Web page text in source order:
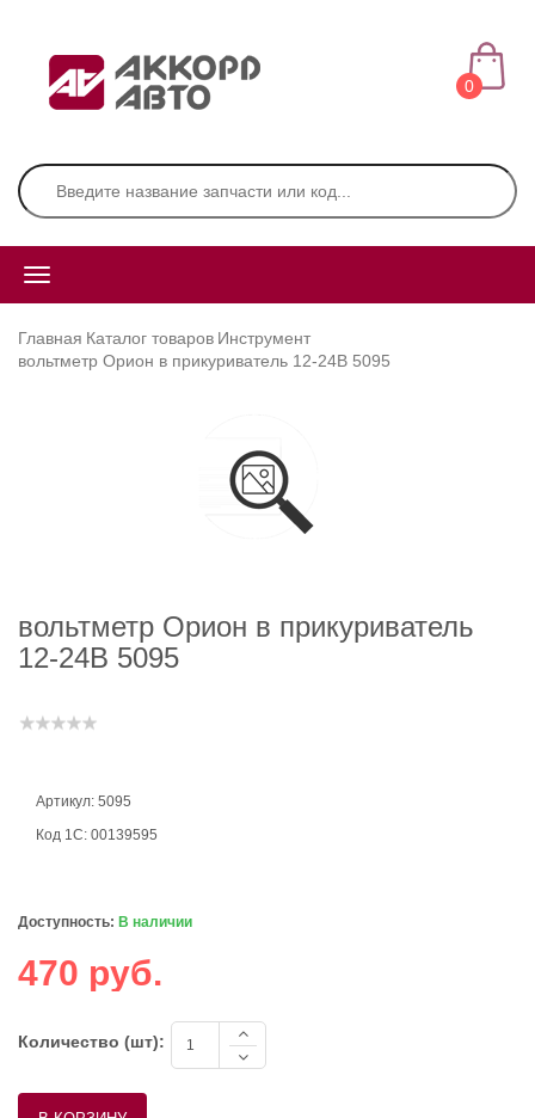
0
Главная Каталог товаров Инструмент
вольтметр Орион в прикуриватель 12-24В 5095
вольтметр Орион в прикуриватель
12-24В 5095
Артикул: 5095
Код 1С: 00139595
Доступность: В наличии
470 руб.
Количество (шт):